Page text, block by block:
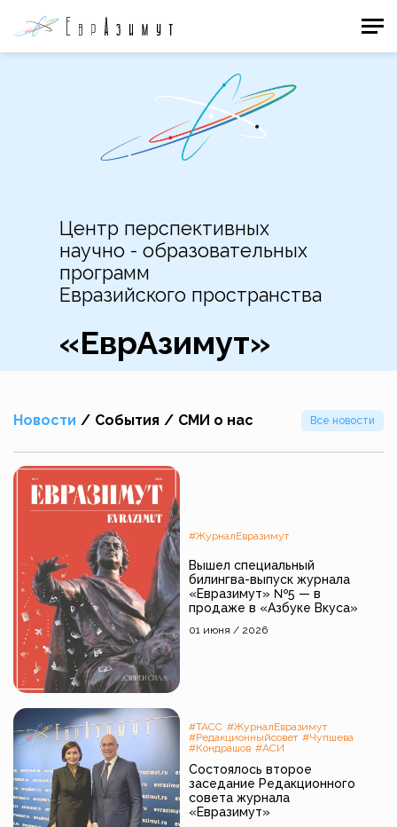
«ЕврАзимут»
Центр перспективных
научно - образовательных
программ
Евразийского пространства
Новости / События / СМИ о нас Все новости
#ЖурналЕвразимут
Вышел специальный
билингва-выпуск журнала
«Евразимут» №5 — в
продаже в «Азбуке Вкуса»
01 июня / 2026
#ТАСС #ЖурналЕвразимут
#Редакционныйсовет #Чупшева
#Кондрашов #АСИ
Состоялось второе
заседание Редакционного
совета журнала
«Евразимут»